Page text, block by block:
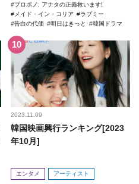
プロボノ: アナタの正義救います!
メイド・イン・コリア
ラブミー
告白の代価
明日はきっと 韓国ドラマ
2023.11.09
韓国映画興行ランキング[2023
年10月]
エンタメ アーティスト